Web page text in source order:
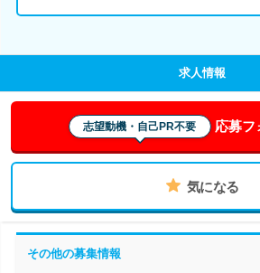
求人情報
志望動機・自己PR不要 応募フ
気になる
その他の募集情報